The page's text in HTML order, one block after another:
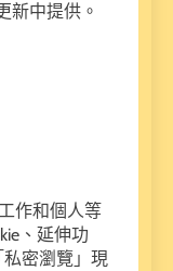
新中提供。
作和個人等
、延伸功
密瀏覽」現